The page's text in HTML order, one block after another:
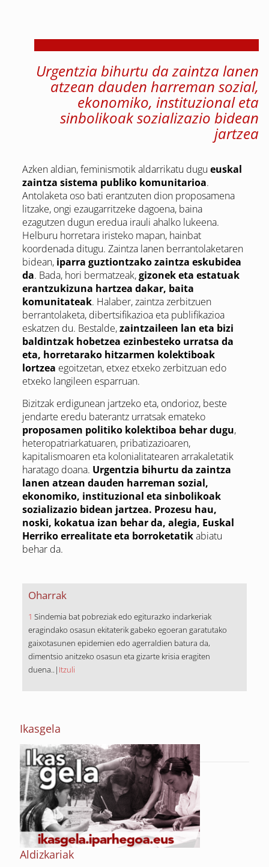
Urgentzia bihurtu da zaintza lanen
atzean dauden harreman sozial,
ekonomiko, instituzional eta
sinbolikoak sozializazio bidean
jartzea
Azken aldian, feminismotik aldarrikatu dugu euskal
zaintza sistema publiko komunitarioa.
Antolaketa oso bati erantzuten dion proposamena
litzake, ongi ezaugarritzeke dagoena, baina
ezagutzen dugun eredua irauli ahalko lukeena.
Helburu horretara iristeko mapan, hainbat
koordenada ditugu. Zaintza lanen berrantolaketaren
bidean,iparra guztiontzako zaintza eskubidea
da. Bada, hori bermatzeak,gizonek eta estatuak
erantzukizuna hartzea dakar, baita
komunitateak. Halaber, zaintza zerbitzuen
berrantolaketa, dibertsifikazioa eta publifikazioa
eskatzen du. Bestalde,zaintzaileen lan eta bizi
baldintzak hobetzea ezinbesteko urratsa da
eta, horretarako hitzarmen kolektiboak
lortzea egoitzetan, etxez etxeko zerbitzuan edo
etxeko langileen esparruan.
Bizitzak erdigunean jartzeko eta, ondorioz, beste
jendarte eredu baterantz urratsak emateko
proposamen politiko kolektiboa behar dugu,
heteropatriarkatuaren, pribatizazioaren,
kapitalismoaren eta kolonialitatearen arrakaletatik
haratago doana. Urgentzia bihurtu da zaintza
lanen atzean dauden harreman sozial,
ekonomiko, instituzional eta sinbolikoak
sozializazio bidean jartzea. Prozesu hau,
noski, kokatua izan behar da, alegia, Euskal
Herriko errealitate eta borroketatikabiatu
behar da.
Oharrak
1 Sindemia bat pobreziak edo egiturazko indarkeriak
eragindako osasun ekitaterik gabeko egoeran garatutako
gaixotasunen epidemien edo agerraldien batura da,
dimentsio anitzeko osasun eta gizarte krisia eragiten
duena..| Itzuli
Ikasgela
Aldizkariak